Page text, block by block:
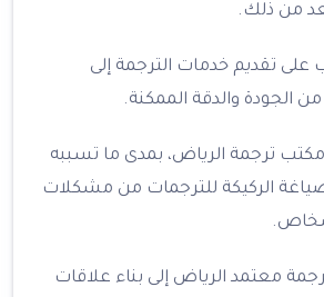
من ذلك.
تقديم خدمات الترجمة إلى
الجودة والدقة الممكنة.
ترجمة الرياض، بمدى ما تسببه
الركيكة للترجمات من مشكلات
معتمد الرياض إلى بناء علاقات